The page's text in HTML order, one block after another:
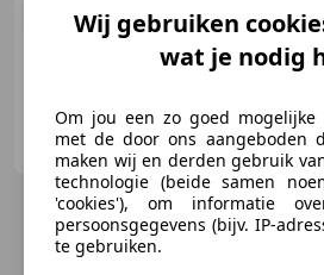
09/2001 138.283 km Benzine
Autobedrijf Oosterveer de Vreugd
NL-2295 LG KWINTSHEUL
Wij gebruiken
wat je nodig
Om jou een zo goed mogelijke
met de door ons aangeboden
maken wij en derden gebruik
technologie (beide samen
'cookies'), om informatie
persoonsgegevens (bijv. IP-
te gebruiken.